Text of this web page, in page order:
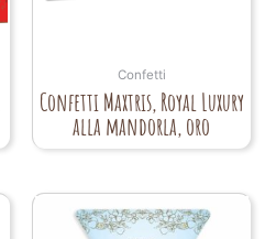
Confetti
Confetti Maxtris, Royal Luxury
alla mandorla, oro